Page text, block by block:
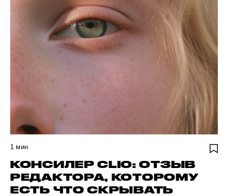
1 мин
КОНСИЛЕР CLIO: ОТЗЫВ
РЕДАКТОРА, КОТОРОМУ
ЕСТЬ ЧТО СКРЫВАТЬ